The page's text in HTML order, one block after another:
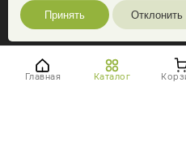
Принять Отклонить
Главная Каталог